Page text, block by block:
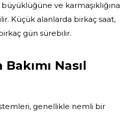
ve karmaşıklığına
Küçük alanlarda birkaç saat,
gün sürebilir.
Nasıl
genellikle nemli bir